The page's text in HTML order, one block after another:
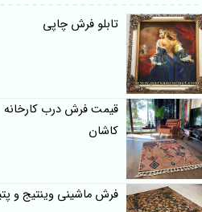
تابلو فرش چاپی
قیمت فرش درب کارخانه
کاشان
فرش ماشینی وینتیج و